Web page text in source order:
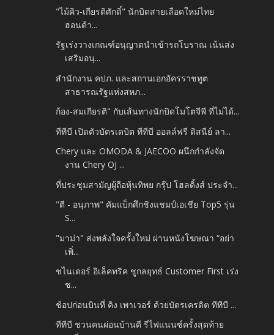
"ไม้คิว-เกียรติศักดิ์" นักบิดสายเลือดใหม่ไทย
ฮอนด้า...
รัฐเร่งวางเกณฑ์อนุญาตนำเข้ารถโบราณ เน้นส่ง
เสริมอนุ...
สำนักงาน คปภ. และสถานเอกอัครราชทูต
สาธารณรัฐแห่งสหภ...
ก้อง-สมเกียรติ" กับเส้นทางนักบิดโมโตจีพี ที่ไม่ได้...
ทีทีบี เปิดตัวบัตรเดบิต ทีทีบี ออลล์ฟรี ดิสนีย์ ลา...
Chery และ OMODA & JAECOO ผนึกกำลังจัด
งาน Chery OJ ...
ที่ประชุมสามัญผู้ถือหุ้นทิพย กรุ๊ป โฮลดิ้งส์ ประจำ...
"ตี - อนุภาพ" คัมแบ็กศึกชิงแชมป์เอเชีย Top5 รุ่น
S...
"มาม่า" ส่งพลังใจครั้งใหม่ ผ่านหนังโฆษณา “อย่า
เพิ่...
ชไนเดอร์ อิเล็คทริค ชูกลยุทธ์ Customer First เร่ง
ช...
ช้อปก่อนบินที่ คิง เพาเวอร์ ด้วยบัตรเครดิต ทีทีบี ...
ทีทีบี ชวนคนผ่อนบ้านดี รีไฟแนนซ์ครั้งสุดท้าย